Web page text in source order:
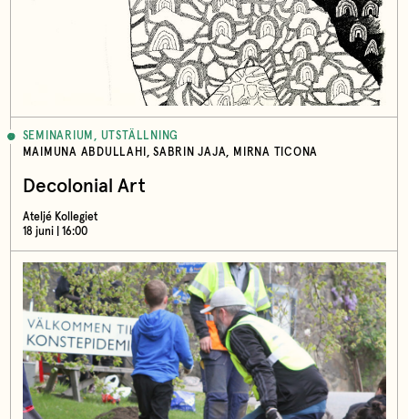
SEMINARIUM, UTSTÄLLNING
MAIMUNA ABDULLAHI, SABRIN JAJA, MIRNA TICONA
Decolonial Art
Ateljé Kollegiet
18 juni | 16:00